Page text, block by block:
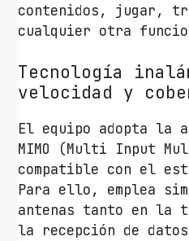
contenidos, jugar,
cualquier otra
Tecnología
velocidad y
El equipo adopta la
MIMO (Multi Input
compatible con el
Para ello, emplea
antenas tanto en la
la recepción de